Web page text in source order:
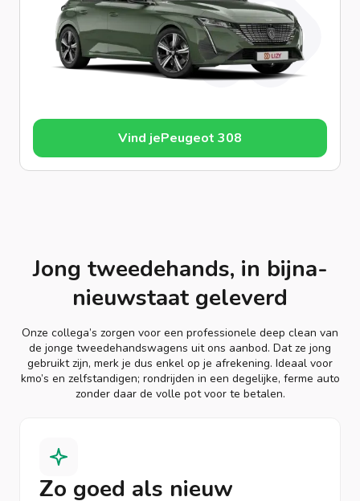
Vind jePeugeot 308
Jong tweedehands, in bijna-
nieuwstaat geleverd
Onze collega’s zorgen voor een professionele deep clean van
de jonge tweedehandswagens uit ons aanbod. Dat ze jong
gebruikt zijn, merk je dus enkel op je afrekening. Ideaal voor
kmo’s en zelfstandigen; rondrijden in een degelijke, ferme auto
zonder daar de volle pot voor te betalen.
Zo goed als nieuw